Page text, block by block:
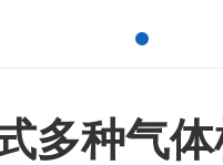
多种气